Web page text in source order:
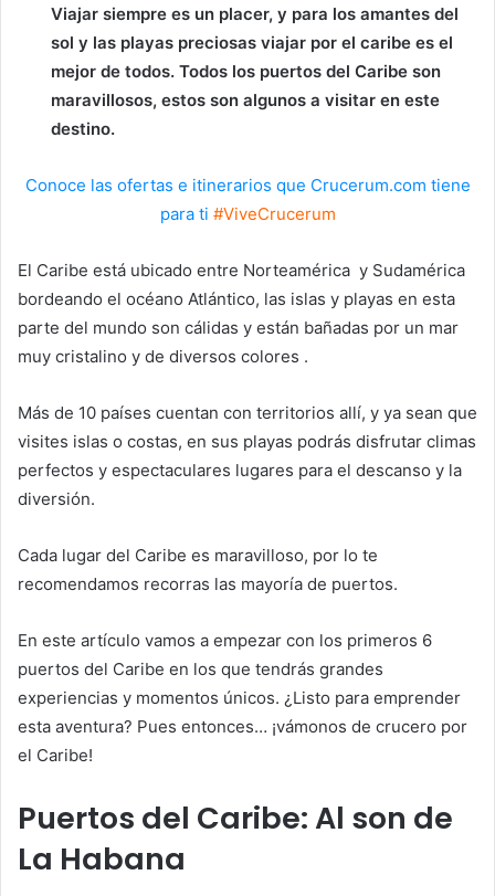
Viajar siempre es un placer, y para los amantes del
sol y las playas preciosas viajar por el caribe es el
mejor de todos. Todos los puertos del Caribe son
maravillosos, estos son algunos a visitar en este
destino.
Conoce las ofertas e itinerarios que Crucerum.com tiene
para ti #ViveCrucerum
El Caribe está ubicado entre Norteamérica y Sudamérica
bordeando el océano Atlántico, las islas y playas en esta
parte del mundo son cálidas y están bañadas por un mar
muy cristalino y de diversos colores .
Más de 10 países cuentan con territorios allí, y ya sean que
visites islas o costas, en sus playas podrás disfrutar climas
perfectos y espectaculares lugares para el descanso y la
diversión.
Cada lugar del Caribe es maravilloso, por lo te
recomendamos recorras las mayoría de puertos.
En este artículo vamos a empezar con los primeros 6
puertos del Caribe en los que tendrás grandes
experiencias y momentos únicos. ¿Listo para emprender
esta aventura? Pues entonces… ¡vámonos de crucero por
el Caribe!
Puertos del Caribe: Al son de
La Habana